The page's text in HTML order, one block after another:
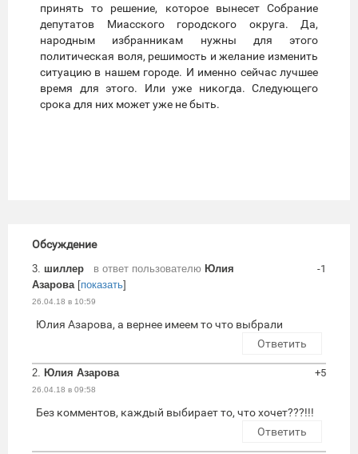
принять то решение, которое вынесет Собрание
депутатов Миасского городского округа. Да,
народным избранникам нужны для этого
политическая воля, решимость и желание изменить
ситуацию в нашем городе. И именно сейчас лучшее
время для этого. Или уже никогда. Следующего
срока для них может уже не быть.
Обсуждение
3. шиллер в ответ пользователю Юлия
Азарова[показать]
26.04.18 в 10:59
-1
Юлия Азарова, а вернее имеем то что выбрали
Ответить
2. Юлия Азарова
26.04.18 в 09:58
+5
Без комментов, каждый выбирает то, что хочет???!!!
Ответить